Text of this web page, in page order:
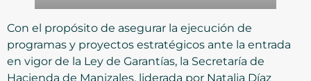
Con el propósito de asegurar la ejecución de
programas y proyectos estratégicos ante la entrada
en vigor de la Ley de Garantías, la Secretaría de
Hacienda de Manizales, liderada por Natalia Díaz